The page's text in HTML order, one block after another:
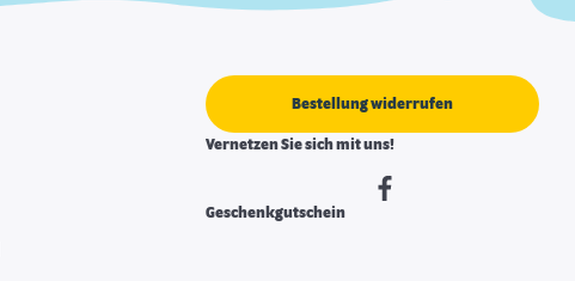
Bestellung widerrufen
Vernetzen Sie sich mit uns!
Geschenkgutschein